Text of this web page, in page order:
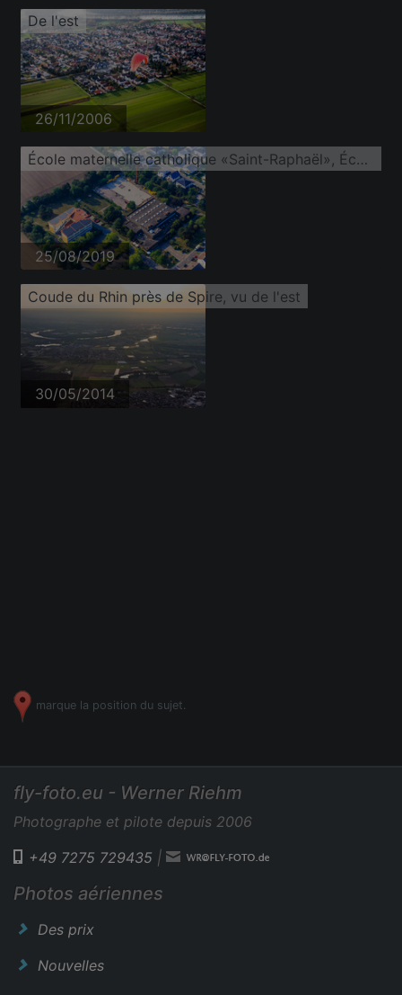
De l'est
26/11/2006
École maternelle catholique «Saint-Raphaël», École Markus (École secondaire et lycée professionnel)
25/08/2019
Coude du Rhin près de Spire, vu de l'est
30/05/2014
marque la position du sujet.
fly-foto.eu - Werner Riehm
Photographe et pilote depuis 2006
+49 7275 729435 |
Photos aériennes
Des prix
Nouvelles